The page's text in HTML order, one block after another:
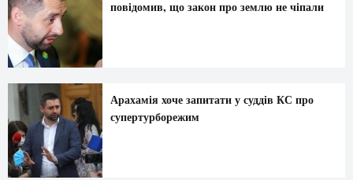
повідомив, що закон про землю не чіпали
Арахамія хоче запитати у суддів КС про
супертурборежим